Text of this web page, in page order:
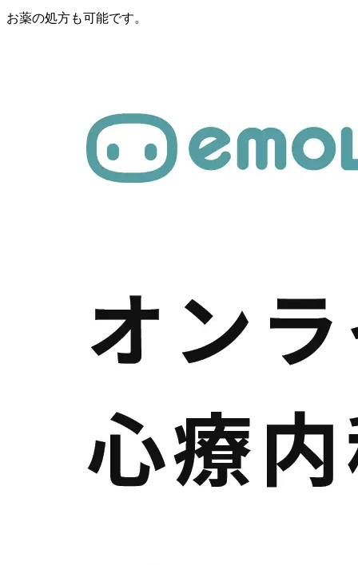
お薬の処方も可能です。